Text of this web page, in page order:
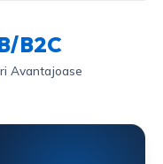
B2C
Avantajoase